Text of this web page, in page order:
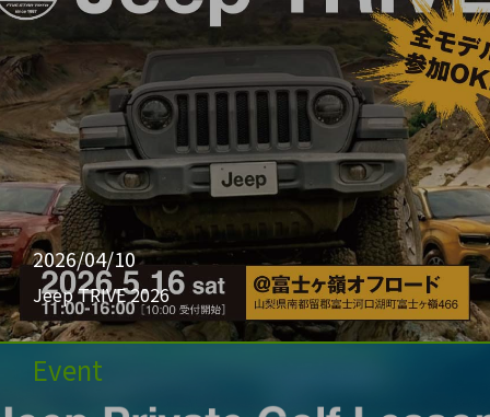
2026/04/10
Jeep TRIVE 2026
Event